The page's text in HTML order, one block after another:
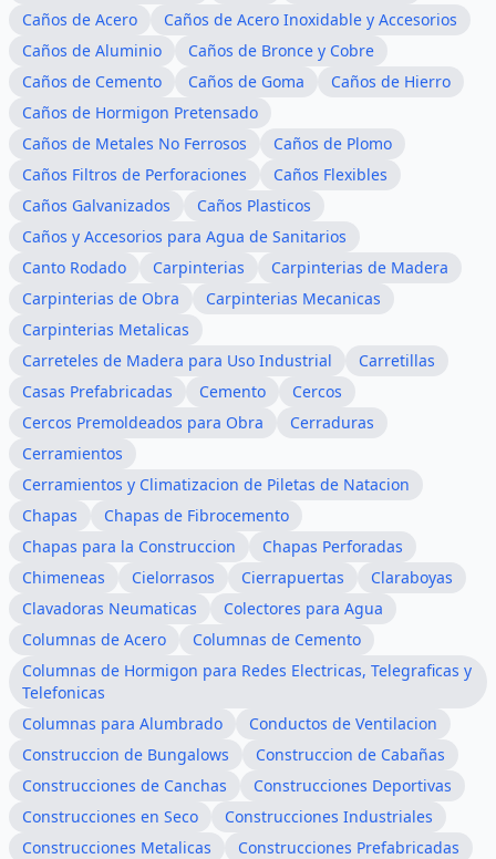
Caños de Acero
Caños de Acero Inoxidable y Accesorios
Caños de Aluminio
Caños de Bronce y Cobre
Caños de Cemento
Caños de Goma
Caños de Hierro
Caños de Hormigon Pretensado
Caños de Metales No Ferrosos
Caños de Plomo
Caños Filtros de Perforaciones
Caños Flexibles
Caños Galvanizados
Caños Plasticos
Caños y Accesorios para Agua de Sanitarios
Canto Rodado
Carpinterias
Carpinterias de Madera
Carpinterias de Obra
Carpinterias Mecanicas
Carpinterias Metalicas
Carreteles de Madera para Uso Industrial
Carretillas
Casas Prefabricadas
Cemento
Cercos
Cercos Premoldeados para Obra
Cerraduras
Cerramientos
Cerramientos y Climatizacion de Piletas de Natacion
Chapas
Chapas de Fibrocemento
Chapas para la Construccion
Chapas Perforadas
Chimeneas
Cielorrasos Cierrapuertas
Claraboyas
Clavadoras Neumaticas
Colectores para Agua
Columnas de Acero
Columnas de Cemento
Columnas de Hormigon para Redes Electricas, Telegraficas y
Telefonicas
Columnas para Alumbrado
Conductos de Ventilacion
Construccion de Bungalows
Construccion de Cabañas
Construcciones de Canchas
Construcciones Deportivas
Construcciones en Seco
Construcciones Industriales
Construcciones Metalicas
Construcciones Prefabricadas